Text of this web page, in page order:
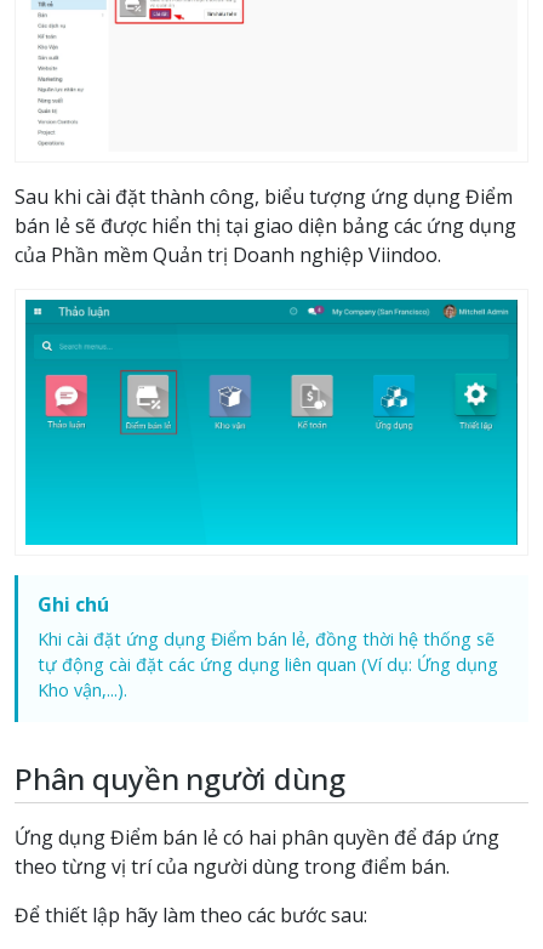
Sau khi cài đặt thành công, biểu tượng ứng dụng Điểm
bán lẻ sẽ được hiển thị tại giao diện bảng các ứng dụng
của Phần mềm Quản trị Doanh nghiệp Viindoo.
Ghi chú
Khi cài đặt ứng dụng Điểm bán lẻ, đồng thời hệ thống sẽ
tự động cài đặt các ứng dụng liên quan (Ví dụ: Ứng dụng
Kho vận,...).
Phân quyền người dùng
Ứng dụng Điểm bán lẻ có hai phân quyền để đáp ứng
theo từng vị trí của người dùng trong điểm bán.
Để thiết lập hãy làm theo các bước sau: